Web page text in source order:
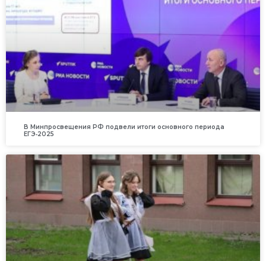
В Минпросвещения РФ подвели итоги основного периода
ЕГЭ‑2025